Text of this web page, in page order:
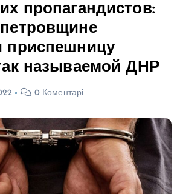
пропагандистов:
приспешницу
называемой ДНР
0 Коментарі